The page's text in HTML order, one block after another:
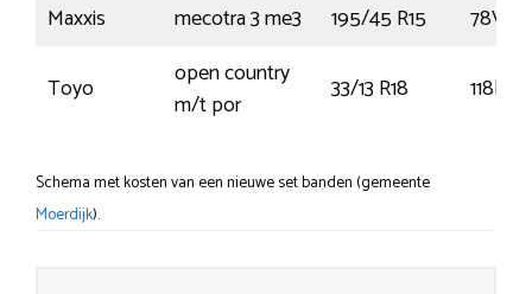
Maxxis
mecotra 3 me3 195/45 R15
78V
Toyo
open country
m/t por
33/13 R18 118P
Schema met kosten van een nieuwe set banden (gemeente
Moerdijk).